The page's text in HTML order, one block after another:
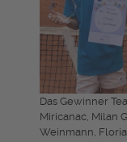
Das Gewinner
Miricanac, Milan
Weinmann,